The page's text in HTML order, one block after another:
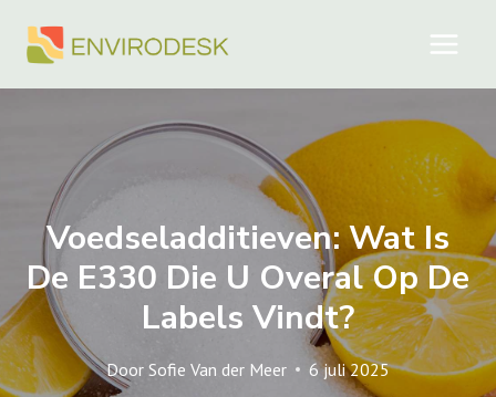
naar
Voedseladditieven: Wat Is
De E330 Die U Overal Op De
Labels Vindt?
Door Sofie Van der Meer 6 juli 2025